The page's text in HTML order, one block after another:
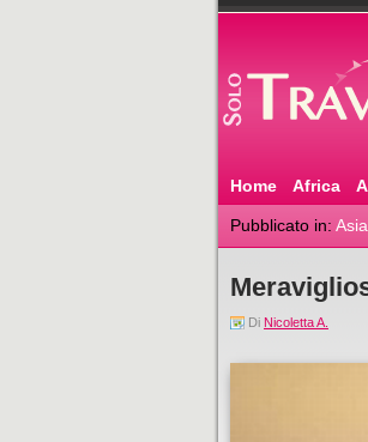
Home Africa
Pubblicato in: Asia
Di Nicoletta A.